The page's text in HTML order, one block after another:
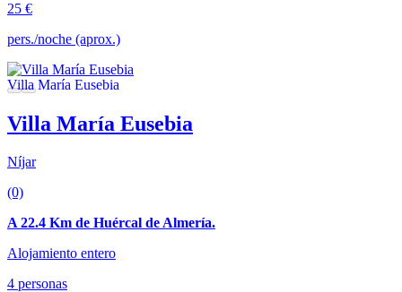
25 €
pers./noche (aprox.)
Villa María Eusebia
Níjar
(0)
A 22.4 Km de Huércal de Almería.
Alojamiento entero
4 personas